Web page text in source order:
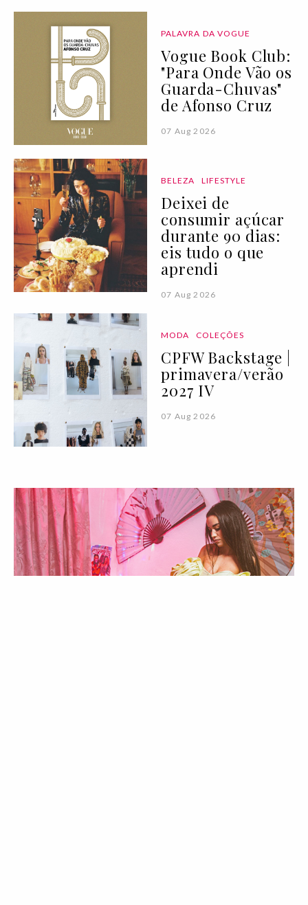
PALAVRA DA VOGUE
Vogue Book Club:
"Para Onde Vão os
Guarda-Chuvas"
de Afonso Cruz
07 Aug 2026
BELEZA LIFESTYLE
Deixei de
consumir açúcar
durante 90 dias:
eis tudo o que
aprendi
07 Aug 2026
MODA COLEÇÕES
CPFW Backstage |
primavera/verão
2027 IV
07 Aug 2026